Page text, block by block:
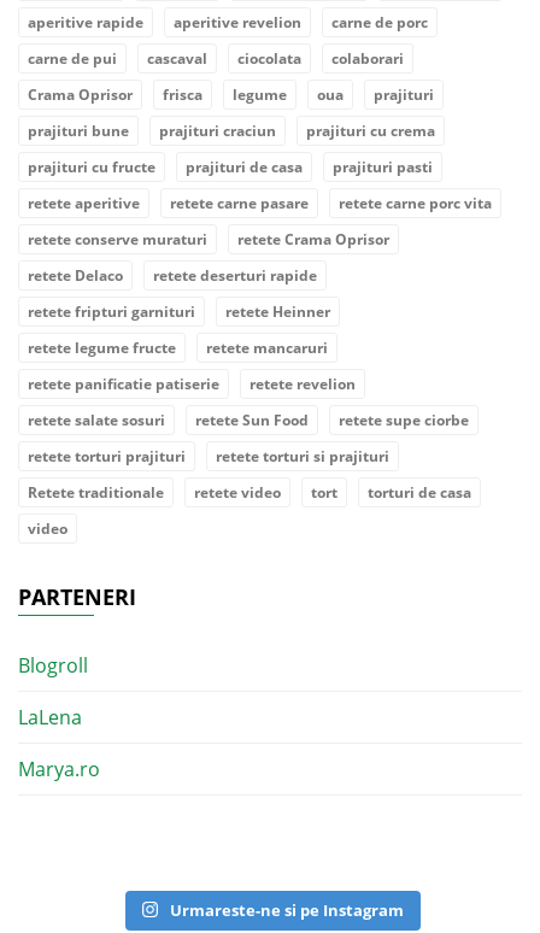
aperitive rapide
aperitive revelion
carne de porc
carne de pui
cascaval ciocolata
colaborari
Crama Oprisor
frisca legume oua
prajituri
prajituri bune
prajituri craciun
prajituri cu crema
prajituri cu fructe
prajituri de casa
prajituri pasti
retete aperitive
retete carne pasare
retete carne porc vita
retete conserve muraturi
retete Crama Oprisor
retete Delaco
retete deserturi rapide
retete fripturi garnituri
retete Heinner
retete legume fructe
retete mancaruri
retete panificatie patiserie
retete revelion
retete salate sosuri
retete Sun Food
retete supe ciorbe
retete torturi prajituri
retete torturi si prajituri
Retete traditionale
retete video tort
torturi de casa
video
PARTENERI
Blogroll
LaLena
Marya.ro
Urmareste-ne si pe Instagram